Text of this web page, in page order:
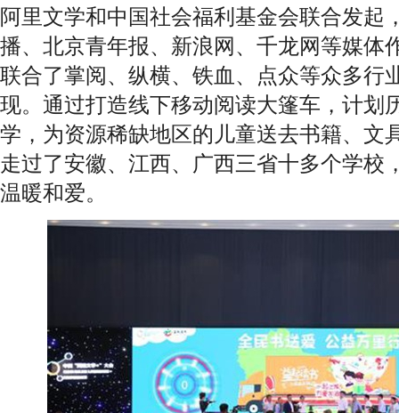
阿里文学和中国社会福利基金会联合发起
播、北京青年报、新浪网、千龙网等媒体
联合了掌阅、纵横、铁血、点众等众多行
现。通过打造线下移动阅读大篷车，计划
学，为资源稀缺地区的儿童送去书籍、文
走过了安徽、江西、广西三省十多个学校
温暖和爱。